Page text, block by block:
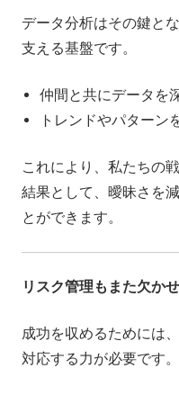
データ分析はその鍵と
支える基盤です。
仲間と共にデータを
トレンドやパターン
これにより、私たちの
結果として、曖昧さを
とができます。
リスク管理もまた欠か
成功を収めるためには
対応する力が必要です。